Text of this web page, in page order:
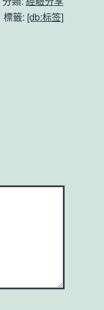
標籤: [db:标签]